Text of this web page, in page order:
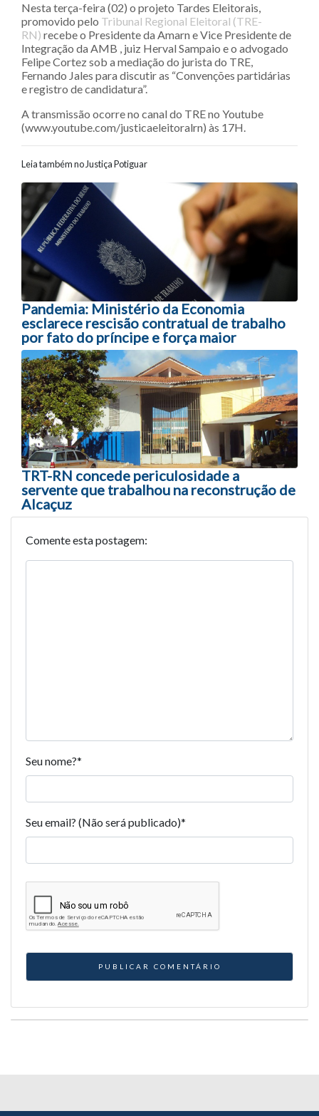
Nesta terça-feira (02) o projeto Tardes Eleitorais,
promovido pelo Tribunal Regional Eleitoral (TRE-
RN) recebe o Presidente da Amarn e Vice Presidente de
Integração da AMB , juiz Herval Sampaio e o advogado
Felipe Cortez sob a mediação do jurista do TRE,
Fernando Jales para discutir as “Convenções partidárias
e registro de candidatura”.
A transmissão ocorre no canal do TRE no Youtube
(www.youtube.com/justicaeleitoralrn) às 17H.
Leia também no Justiça Potiguar
Navegação entre posts
Pandemia: Ministério da Economia
esclarece rescisão contratual de trabalho
por fato do príncipe e força maior
TRT-RN concede periculosidade a
servente que trabalhou na reconstrução de
Alcaçuz
Comente esta postagem:
Seu nome?*
Seu email? (Não será publicado)*